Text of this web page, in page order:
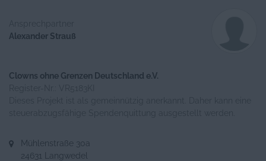
Alexander Strauß
Clowns ohne Grenzen Deutschland e.V.
Mühlenstraße 30a
24631 Langwedel